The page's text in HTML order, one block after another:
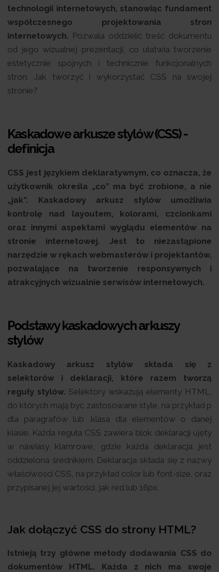
technologii internetowych, stanowiąc fundament
współczesnego projektowania stron
internetowych. Pozwala oddzielić treść dokumentu
od jego wizualnej prezentacji, co ułatwia tworzenie
estetycznie spójnych i technicznie funkcjonalnych
stron. Jak tworzyć i wykorzystać CSS na swojej
stronie?
Kaskadowe arkusze stylów (CSS) -
definicja
CSS jest językiem deklaratywnym, co oznacza, że
użytkownik określa „co” ma być zrobione, a nie
„jak”. Kaskadowy arkusz stylów umożliwia
kontrolę nad layoutem, kolorami, czcionkami
oraz innymi aspektami wyglądu elementów na
stronie internetowej. Jest to niezastąpione
narzędzie w rękach webmasterów i projektantów,
pozwalające na tworzenie responsywnych i
atrakcyjnych wizualnie serwisów internetowych.
Podstawy kaskadowych arkuszy
stylów
Kaskadowy arkusz stylów składa się z
selektorów i deklaracji, które razem tworzą
reguły stylów. Selektory wskazują elementy HTML,
do których mają być zastosowane style, na przykład p
dla paragrafów lub .klasa dla elementów o danej
klasie. Każda reguła CSS zawiera blok deklaracji ujęty
w nawiasy klamrowe, gdzie każda deklaracja jest
oddzielona średnikiem. Deklaracja składa się z nazwy
właściwości CSS, na przykład color lub font-size, oraz
przypisanej jej wartości, jak red lub 16px.
Jak dołączyć CSS do strony HTML?
Istnieją trzy główne metody dodawania CSS do
dokumentów HTML. Każda z nich ma swoje